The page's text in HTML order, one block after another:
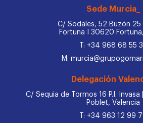
Sede Murcia_
C/ Sodales, 52 Buzón 25
Fortuna I 30620
T: +34 968 68 55
M:
Delegación
C/ Sequia de Tormos 16 P.I.
Poblet, Valencia
T: +34 963 12 99